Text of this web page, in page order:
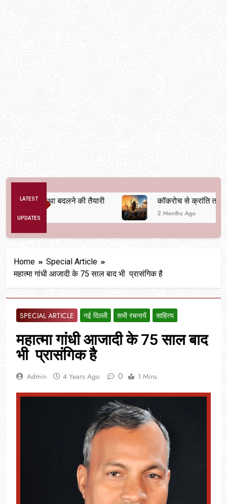
LATEST
UPDATES
व्यवस्था बदलने की तैयारी कॉकरोच से क्रांति तक
2 Months Ago
Home
Special Article
महात्मा गांधी आजादी के 75 साल बाद भी प्रासंगिक है
SPECIAL ARTICLE नई दिल्ली सभी रचनायें साहित्य
महात्मा गांधी आजादी के 75 साल बाद
भी प्रासंगिक है
Admin 4 Years Ago 0 1 Mins